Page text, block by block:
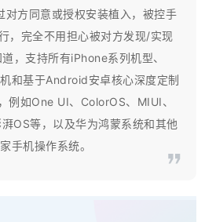
对方同意或授权安装植入，被控手
，完全不用担心被对方发现/实现
，支持所有iPhone系列机型、
和基于Android安卓核心深度定制
例如One UI、ColorOS、MIUI、
OS等，以及华为鸿蒙系统和其他
手机操作系统。